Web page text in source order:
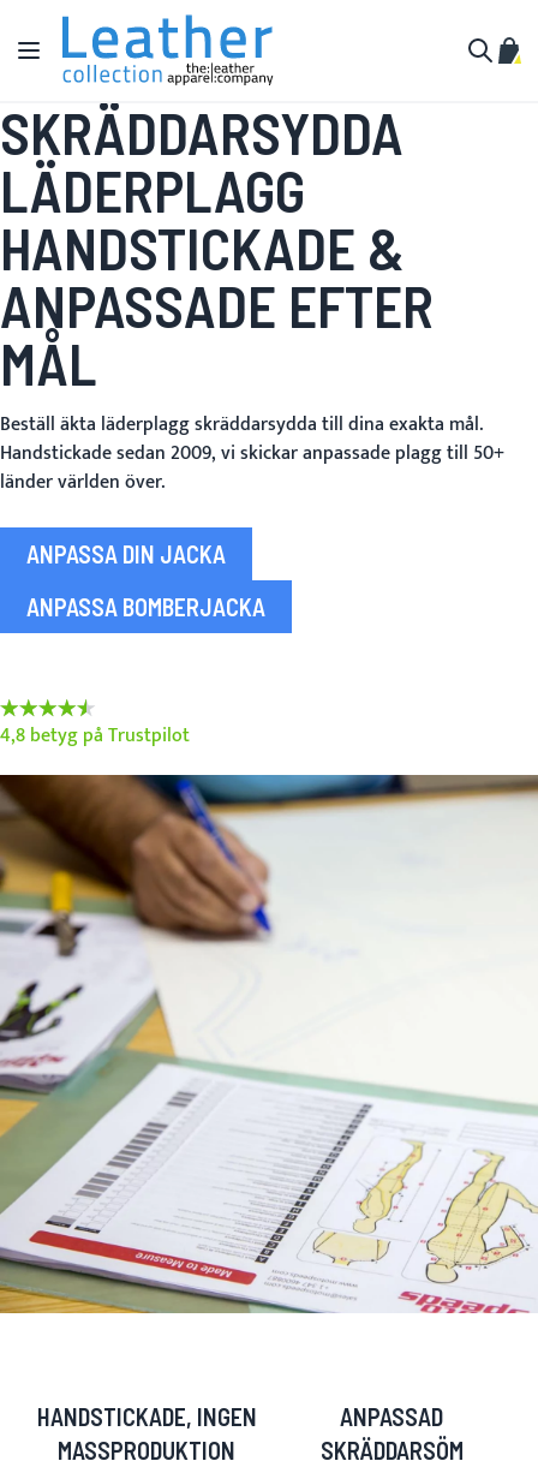
Hoppa till innehållet
Växla Nav
Min
SKRÄDDARSYDDA
LÄDERPLAGG
HANDSTICKADE &
ANPASSADE EFTER
MÅL
Beställ äkta läderplagg skräddarsydda till dina exakta mål.
Handstickade sedan 2009, vi skickar anpassade plagg till 50+
länder världen över.
ANPASSA DIN JACKA
ANPASSA BOMBERJACKA
90%
4,8 betyg på Trustpilot
HANDSTICKADE, INGEN
MASSPRODUKTION
ANPASSAD
SKRÄDDARSÖM